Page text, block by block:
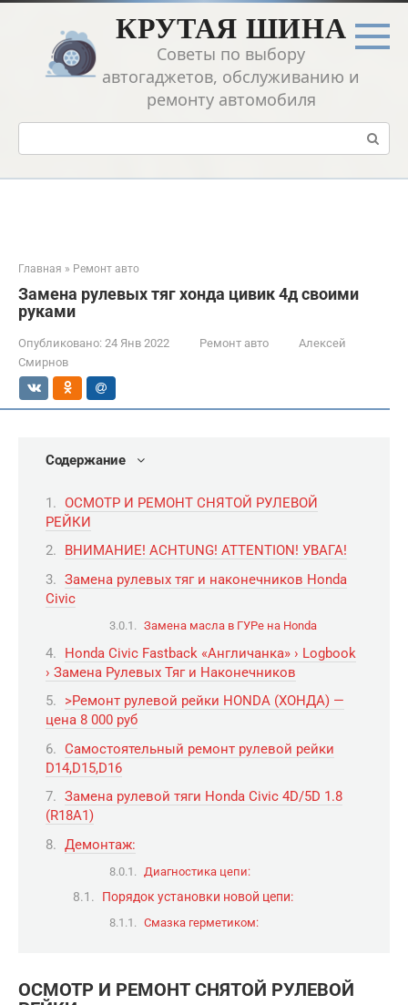
Перейти
контенту
КРУТАЯ ШИНА
Советы по выбору
автогаджетов, обслуживанию и
ремонту автомобиля
Поиск:
Главная » Ремонт авто
Замена рулевых тяг хонда цивик 4д своими
руками
Опубликовано: 24 Янв 2022 Ремонт авто
Алексей
Смирнов
Содержание
ОСМОТР И РЕМОНТ СНЯТОЙ РУЛЕВОЙ
РЕЙКИ
ВНИМАНИЕ! ACHTUNG! ATTENTION! УВАГА!
Замена рулевых тяг и наконечников Honda
Civic
Замена масла в ГУРе на Honda
Honda Civic Fastback «Англичанка» › Logbook
› Замена Рулевых Тяг и Наконечников
>Ремонт рулевой рейки HONDA (ХОНДА) —
цена 8 000 руб
Самостоятельный ремонт рулевой рейки
D14,D15,D16
Замена рулевой тяги Honda Civic 4D/5D 1.8
(R18A1)
Демонтаж:
Диагностика цепи:
Порядок установки новой цепи:
Смазка герметиком:
ОСМОТР И РЕМОНТ СНЯТОЙ РУЛЕВОЙ